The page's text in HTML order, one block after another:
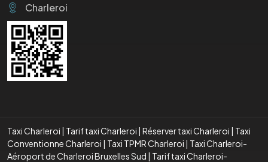
Charleroi
Taxi Charleroi | Tarif taxi Charleroi | Réserver taxi Charleroi | Taxi
Conventionne Charleroi | Taxi TPMR Charleroi | Taxi Charleroi-
Aéroport de Charleroi Bruxelles Sud | Tarif taxi Charleroi-